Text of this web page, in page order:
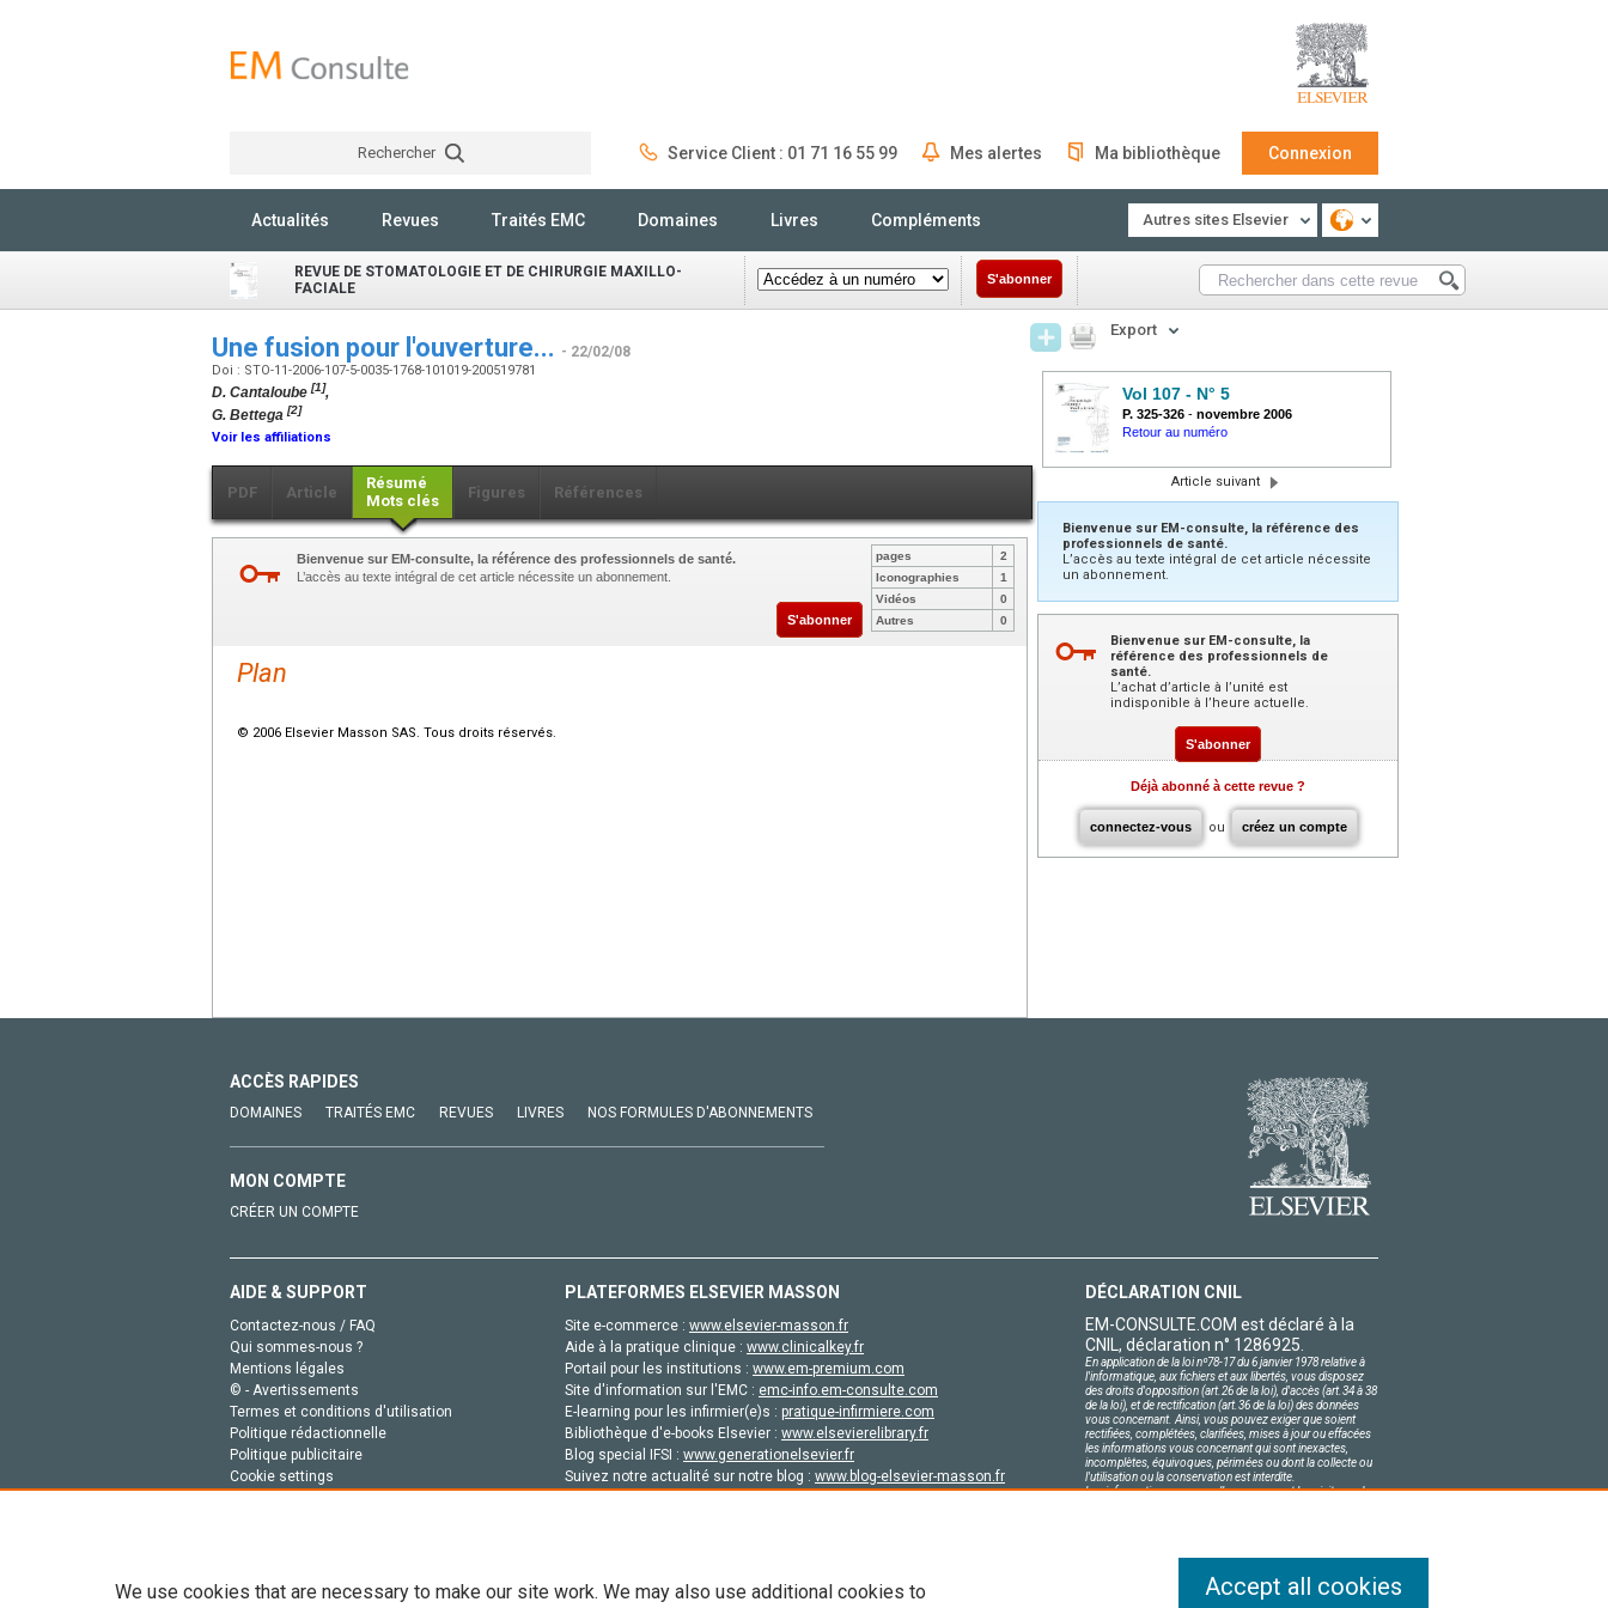
Rechercher Service Client : 01 71 16 55 99 Mes alertes Ma bibliothèque Connexion
Actualités Revues Traités EMC Domaines Livres Compléments Autres sites Elsevier
REVUE DE STOMATOLOGIE ET DE CHIRURGIE MAXILLO-
FACIALE
S'abonner
Une fusion pour l'ouverture... - 22/02/08
Doi : STO-11-2006-107-5-0035-1768-101019-200519781
D. Cantaloube [1],
G. Bettega [2]
Voir les affiliations
PDF Article
Résumé
Mots clés
Figures Références
Bienvenue sur EM-consulte, la référence des professionnels de santé.
L’accès au texte intégral de cet article nécessite un abonnement.
S'abonner
pages
2
Iconographies
1
Vidéos
0
Autres
0
Plan
© 2006 Elsevier Masson SAS. Tous droits réservés.
Export
Vol 107 - N° 5
P. 325-326 - novembre 2006
Retour au numéro
Article suivant
Bienvenue sur EM-consulte, la référence des
professionnels de santé.
L’accès au texte intégral de cet article nécessite
un abonnement.
Bienvenue sur EM-consulte, la
référence des professionnels de
santé.
L’achat d’article à l’unité est
indisponible à l’heure actuelle.
S'abonner
Déjà abonné à cette revue ?
connectez-vous ou créez un compte
ACCÈS RAPIDES
DOMAINES TRAITÉS EMC REVUES LIVRES NOS FORMULES D'ABONNEMENTS
MON COMPTE
CRÉER UN COMPTE
AIDE & SUPPORT
Contactez-nous / FAQ
Qui sommes-nous ?
Mentions légales
© - Avertissements
Termes et conditions d'utilisation
Politique rédactionnelle
Politique publicitaire
Cookie settings
PLATEFORMES ELSEVIER MASSON
Site e-commerce : www.elsevier-masson.fr
Aide à la pratique clinique : www.clinicalkey.fr
Portail pour les institutions : www.em-premium.com
Site d'information sur l'EMC : emc-info.em-consulte.com
E-learning pour les infirmier(e)s : pratique-infirmiere.com
Bibliothèque d'e-books Elsevier : www.elsevierelibrary.fr
Blog special IFSI : www.generationelsevier.fr
Suivez notre actualité sur notre blog : www.blog-elsevier-masson.fr
DÉCLARATION CNIL
EM-CONSULTE.COM est déclaré à la
CNIL, déclaration n° 1286925.
En application de la loi nº78-17 du 6 janvier 1978 relative à
l'informatique, aux fichiers et aux libertés, vous disposez
des droits d'opposition (art.26 de la loi), d'accès (art.34 à 38
de la loi), et de rectification (art.36 de la loi) des données
vous concernant. Ainsi, vous pouvez exiger que soient
rectifiées, complétées, clarifiées, mises à jour ou effacées
les informations vous concernant qui sont inexactes,
incomplètes, équivoques, périmées ou dont la collecte ou
l'utilisation ou la conservation est interdite.
Les informations personnelles concernant les visiteurs de
We use cookies that are necessary to make our site work. We may also use additional cookies to Accept all cookies